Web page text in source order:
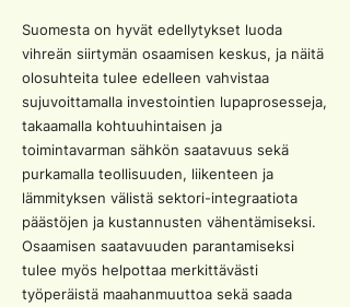
Suomesta on hyvät edellytykset luoda
vihreän siirtymän osaamisen keskus, ja näitä
olosuhteita tulee edelleen vahvistaa
sujuvoittamalla investointien lupaprosesseja,
takaamalla kohtuuhintaisen ja
toimintavarman sähkön saatavuus sekä
purkamalla teollisuuden, liikenteen ja
lämmityksen välistä sektori-integraatiota
päästöjen ja kustannusten vähentämiseksi.
Osaamisen saatavuuden parantamiseksi
tulee myös helpottaa merkittävästi
työperäistä maahanmuuttoa sekä saada